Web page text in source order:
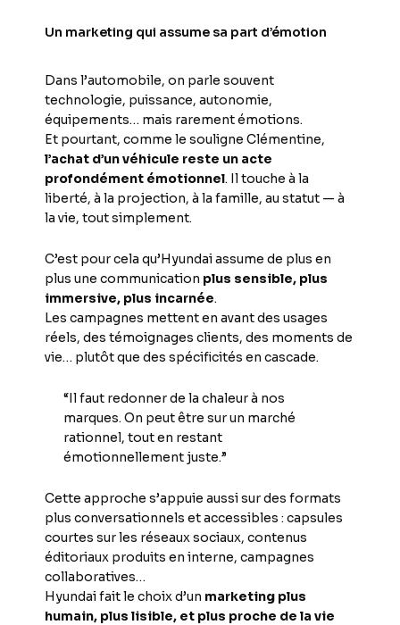
Un marketing qui assume sa part d’émotion
Dans l’automobile, on parle souvent
technologie, puissance, autonomie,
équipements… mais rarement émotions.
Et pourtant, comme le souligne Clémentine,
l’achat d’un véhicule reste un acte
profondément émotionnel. Il touche à la
liberté, à la projection, à la famille, au statut — à
la vie, tout simplement.
C’est pour cela qu’Hyundai assume de plus en
plus une communication plus sensible, plus
immersive, plus incarnée.
Les campagnes mettent en avant des usages
réels, des témoignages clients, des moments de
vie… plutôt que des spécificités en cascade.
“Il faut redonner de la chaleur à nos
marques. On peut être sur un marché
rationnel, tout en restant
émotionnellement juste.”
Cette approche s’appuie aussi sur des formats
plus conversationnels et accessibles : capsules
courtes sur les réseaux sociaux, contenus
éditoriaux produits en interne, campagnes
collaboratives…
Hyundai fait le choix d’un marketing plus
humain, plus lisible, et plus proche de la vie